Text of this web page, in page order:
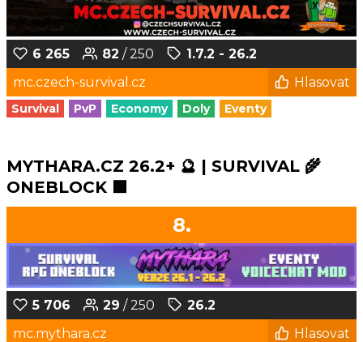
6 265 82 / 250
1.7.2 - 26.2
mc.czech-survival.cz
Hlasovat
Survival PvP Economy Doly Eventy
MYTHARA.CZ 26.2+ 🔮 | SURVIVAL 🌾
ONEBLOCK 🟩
8.
5 706 29 / 250
26.2
mc.mythara.cz
Hlasovat